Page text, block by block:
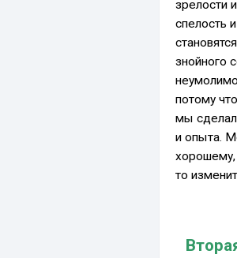
зрелости
спелость
знойного
потому
мы
и опыта.
хорошему,
то